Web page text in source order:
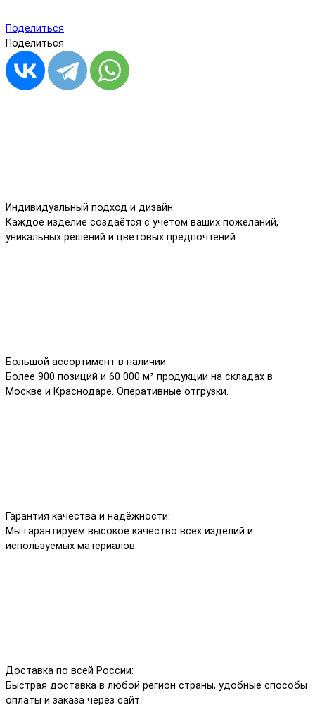
Поделиться
Поделиться
Индивидуальный подход и дизайн:
Каждое изделие создаётся с учётом ваших пожеланий,
уникальных решений и цветовых предпочтений.
Большой ассортимент в наличии:
Более 900 позиций и 60 000 м² продукции на складах в
Москве и Краснодаре. Оперативные отгрузки.
Гарантия качества и надёжности:
Мы гарантируем высокое качество всех изделий и
используемых материалов.
Доставка по всей России:
Быстрая доставка в любой регион страны, удобные способы
оплаты и заказа через сайт.